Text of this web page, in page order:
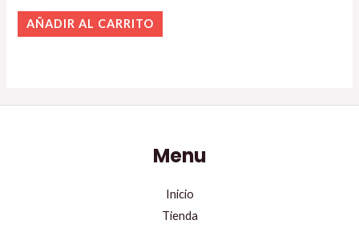
AÑADIR AL CARRITO
Menu
Inicio
Tienda